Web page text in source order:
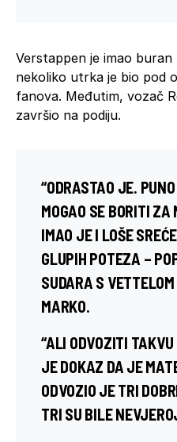
Verstappen je imao
nekoliko utrka je bio pod
fanova. Međutim, vozač
završio na podiju.
“ODRASTAO JE.
MOGAO SE BORITI
IMAO JE I LOŠE
GLUPIH POTEZA –
SUDARA S
MARKO.
“ALI ODVOZITI
JE DOKAZ DA JE
ODVOZIO JE TRI
TRI SU BILE